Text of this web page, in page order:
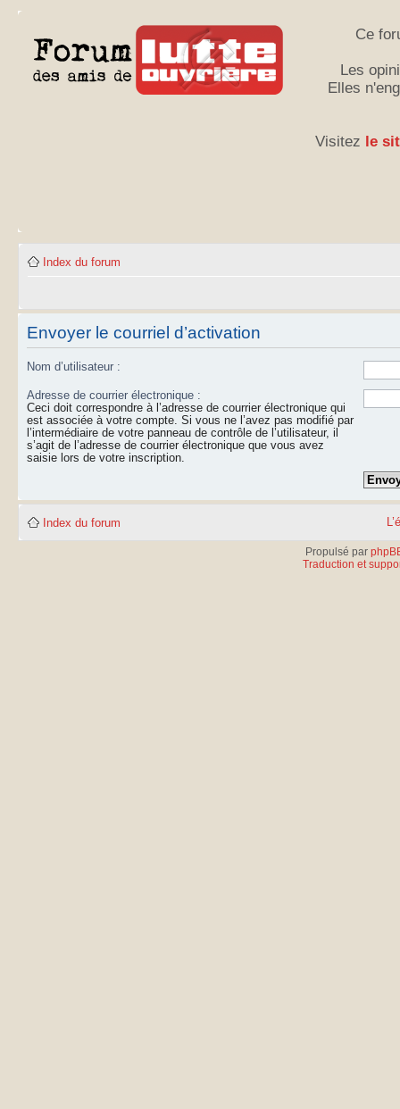
Ce
Les
Elles
Visitez le
Index du forum
Envoyer le courriel d’activation
Nom d’utilisateur :
Adresse de courrier électronique :
Ceci doit correspondre à l’adresse de courrier électronique qui
est associée à votre compte. Si vous ne l’avez pas modifié par
l’intermédiaire de votre panneau de contrôle de l’utilisateur, il
s’agit de l’adresse de courrier électronique que vous avez
saisie lors de votre inscription.
Index du forum
Propulsé par
Traduction et